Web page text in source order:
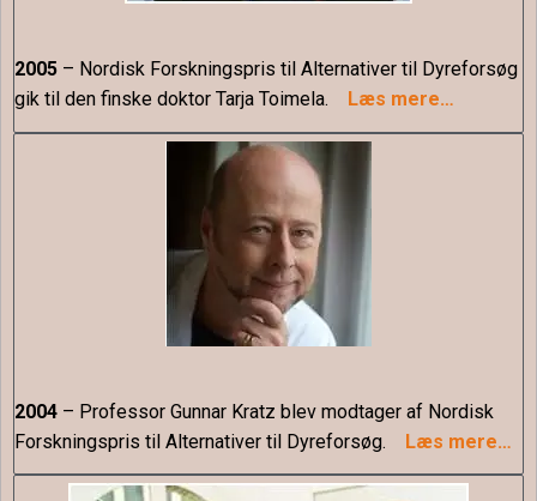
2005 – Nordisk Forskningspris til Alternativer til Dyreforsøg
gik til den finske doktor Tarja Toimela.
Læs mere…
2004 – Professor Gunnar Kratz blev modtager af Nordisk
Forskningspris til Alternativer til Dyreforsøg.
Læs mere…